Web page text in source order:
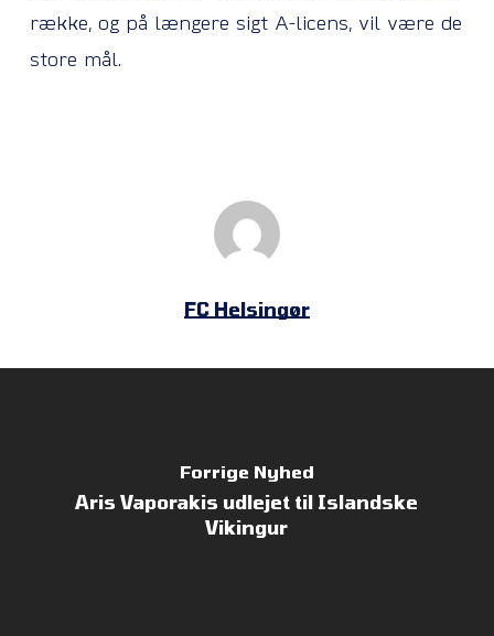
række, og på længere sigt A-licens, vil være de
store mål.
FC Helsingør
Forrige Nyhed
Aris Vaporakis udlejet til Islandske
Vikingur